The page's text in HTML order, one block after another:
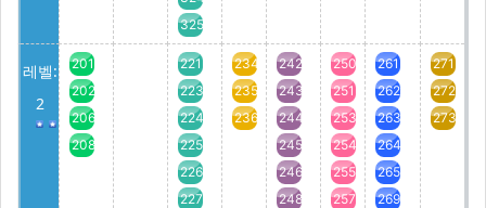
325
레벨:
2
201
202
206
208
221
223
224
225
226
227
234
235
236
242
243
244
245
246
248
250
251
253
254
255
257
261
262
263
264
265
269
271
272
273